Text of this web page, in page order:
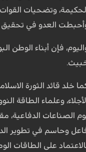
الحكيمة، وتضحيات
العدو في تحقيق
فإن أبناء الوطن
خلد قائد الثورة
الأجلاء، وعلماء الطاقة
الصناعات الدفاعية،
وحاسم في تطوير
على الطاقات